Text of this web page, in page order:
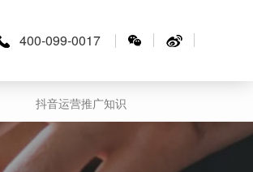
400-099-0017
抖音运营推广知识